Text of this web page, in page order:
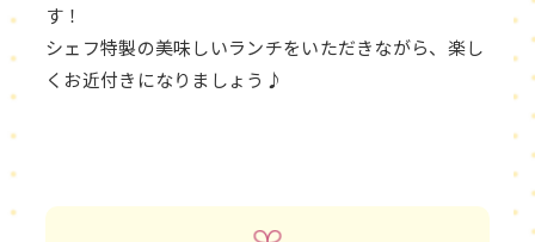
す！
シェフ特製の美味しいランチをいただきながら、楽し
くお近付きになりましょう♪